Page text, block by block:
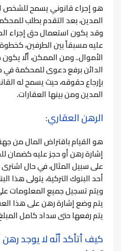
هو إجراء قانوني يسمح للشخص
المدين، بعد التقدم بطلب
وقد يكون استعمال حق إجراء
عليه مسبقاً بين الطرفين،
الأموال..ومن الممكن، ألّا
الدائن برفع دعوى للمحكمة في
بإرجاع حقوقه، حيث يسمح له
المدين ومن بينها العقارات.
الرهن العقاري:
هو القيام باقتراض المال من
إشارة رهن أو حجز عليه كضمان
على سبيل المثال، في حال
أحد البنوك التركية، يتولى هذا
ويتم تسجيل جميع المعلومات
يتم وضع إشارة رهن على هذا
يتم رفعها حتى سداد كامل
كيف أتأكد أنّه لا يوجد